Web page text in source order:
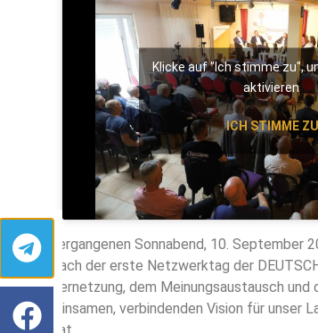
Klicke auf "Ich stimme zu",
aktivieren
ICH STIMME ZU
Am vergangenen Sonnabend, 10. September
Eisenach der erste Netzwerktag der
der Vernetzung, dem Meinungsaustausch und
gemeinsamen, verbindenden Vision für unser